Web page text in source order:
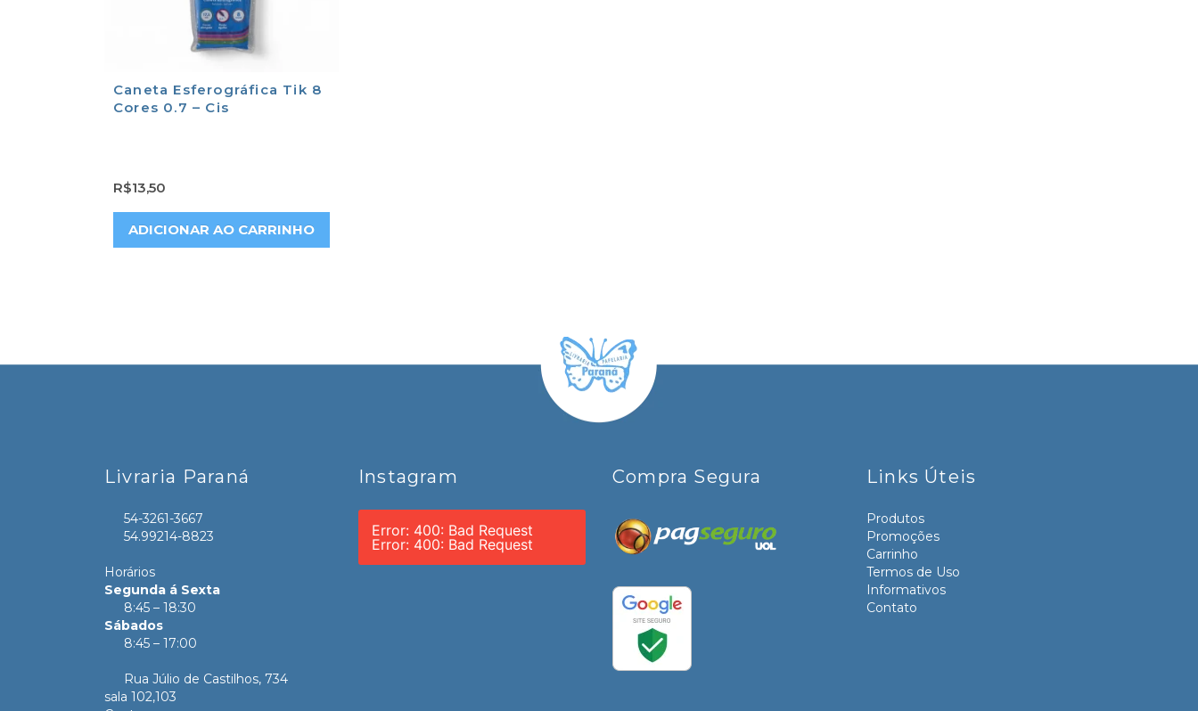
Caneta Esferográfica Tik 8
Cores 0.7 – Cis
R$13,50
ADICIONAR AO CARRINHO
Livraria Paraná
54-3261-3667
54.99214-8823
Horários
Segunda á Sexta
8:45 – 18:30
Sábados
8:45 – 17:00
Rua Júlio de Castilhos, 734
sala 102,103
Instagram
Error: 400: Bad Request
Error: 400: Bad Request
Compra Segura Links Úteis
Produtos
Promoções
Carrinho
Termos de Uso
Informativos
Contato